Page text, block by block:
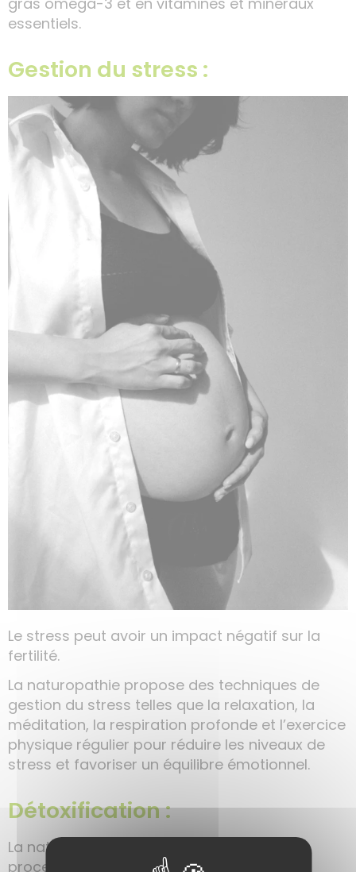
essentiels.
Gestion du stress :
Le stress peut avoir un impact négatif sur la
fertilité.
La naturopathie propose des techniques de
gestion du stress telles que la relaxation, la
méditation, la respiration profonde et l’exercice
physique régulier pour réduire les niveaux de
stress et favoriser un équilibre émotionnel.
Détoxification :
La naturopathie peut aider à soutenir le
processus de détoxification du corps, en